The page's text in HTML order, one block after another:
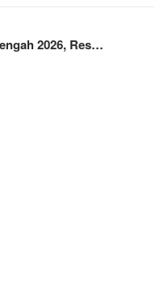
2026, Res…